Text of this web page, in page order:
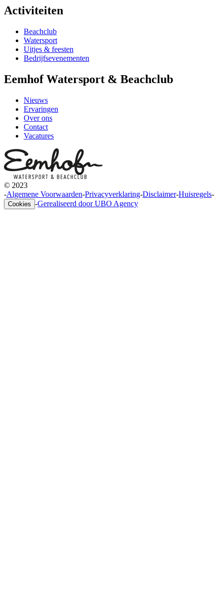
Activiteiten
Beachclub
Watersport
Uitjes & feesten
Bedrijfsevenementen
Eemhof Watersport & Beachclub
Nieuws
Ervaringen
Over ons
Contact
Vacatures
© 2023
-Algemene Voorwaarden-Privacyverklaring-Disclaimer-Huisregels-
Cookies -Gerealiseerd door UBO Agency